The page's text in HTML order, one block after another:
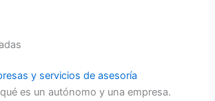
y servicios de asesoría
es un autónomo y una empresa.